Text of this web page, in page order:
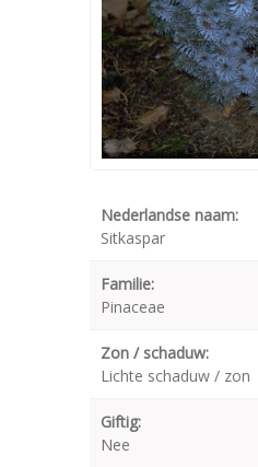
Nederlandse naam:
Sitkaspar
Familie:
Pinaceae
Zon / schaduw:
Lichte schaduw / zon
Giftig:
Nee